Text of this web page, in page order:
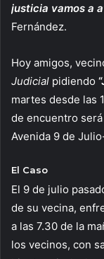
justicia vamos a
Fernández.
Hoy amigos,
Judicial pidiendo
martes desde las
de encuentro
Avenida 9 de
El Caso
El 9 de julio
de su vecina,
a las 7.30 de la
los vecinos, con